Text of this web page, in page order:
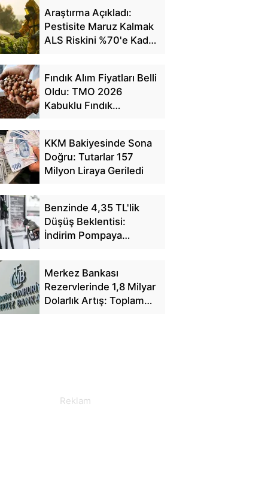
Araştırma Açıkladı:
Pestisite Maruz Kalmak
ALS Riskini %70'e Kadar
Fındık Alım Fiyatları Belli
Oldu: TMO 2026
Kabuklu Fındık
KKM Bakiyesinde Sona
Doğru: Tutarlar 157
Milyon Liraya Geriledi
Benzinde 4,35 TL'lik
Düşüş Beklentisi:
İndirim Pompaya
Merkez Bankası
Rezervlerinde 1,8 Milyar
Dolarlık Artış: Toplam